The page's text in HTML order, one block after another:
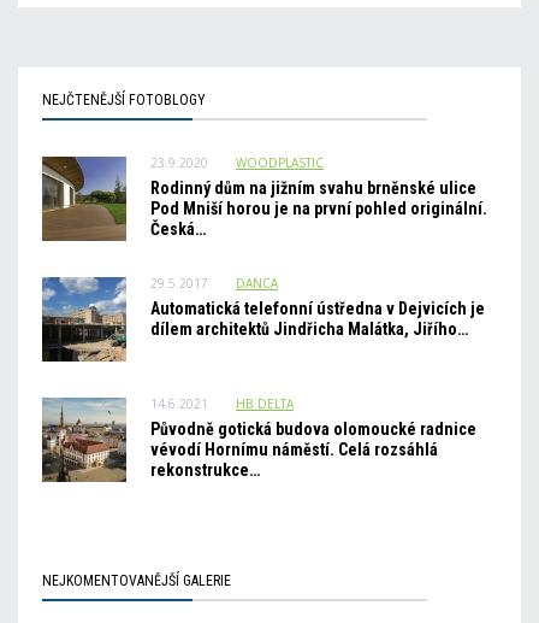
NEJČTENĚJŠÍ FOTOBLOGY
23.9.2020 WOODPLASTIC
Rodinný dům na jižním svahu brněnské ulice
Pod Mniší horou je na první pohled originální.
Česká…
29.5.2017 DANCA
Automatická telefonní ústředna v Dejvicích je
dílem architektů Jindřicha Malátka, Jiřího…
14.6.2021 HB_DELTA
Původně gotická budova olomoucké radnice
vévodí Hornímu náměstí. Celá rozsáhlá
rekonstrukce…
NEJKOMENTOVANĚJŠÍ GALERIE